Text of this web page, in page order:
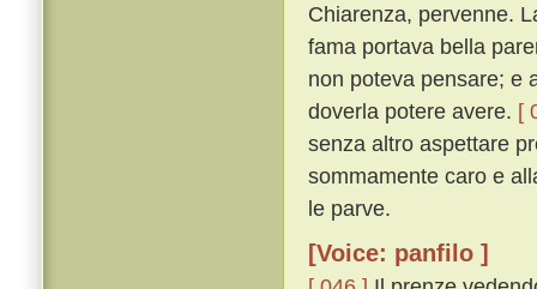
Chiarenza, pervenne.
fama portava bella
non poteva pensare; e
doverla potere avere. [
senza altro aspettare
sommamente caro e
le parve.
[Voice: panfilo ]